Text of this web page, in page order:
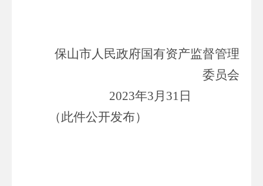
保山市人民政府国有资产监督管理
委员会
2023年3月 31 日
（此件公开发布）